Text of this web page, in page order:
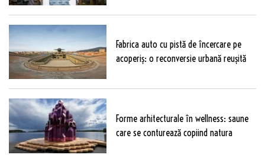
Fabrica auto cu pistă de încercare pe
acoperiș: o reconversie urbană reușită
Forme arhitecturale în wellness: saune
care se conturează copiind natura